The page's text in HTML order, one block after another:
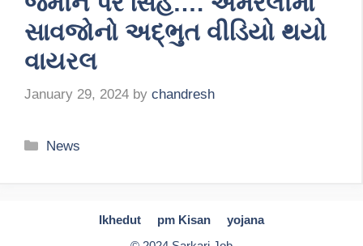
સાવજોનો અદ્ભુત વીડિયો થયો
વાયરલ
January 29, 2024 by chandresh
Categories
News
Ikhedut pm Kisan
yojana